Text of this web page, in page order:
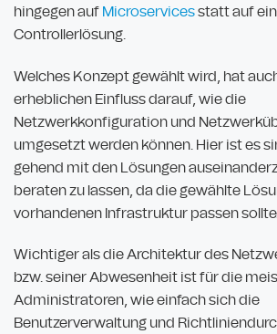
hingegen aufMicroservicesstatt auf
Controllerlösung.
Welches Konzept gewählt wird, hat
erheblichen Einfluss darauf, wie die
Netzwerkkonfiguration und
umgesetzt werden können. Hier ist es
gehend mit den Lösungen
beraten zu lassen, da die gewählte
vorhandenen Infrastruktur passen
Wichtiger als die Architektur des
bzw. seiner Abwesenheit ist für die
Administratoren, wie einfach sich die
Benutzerverwaltung und